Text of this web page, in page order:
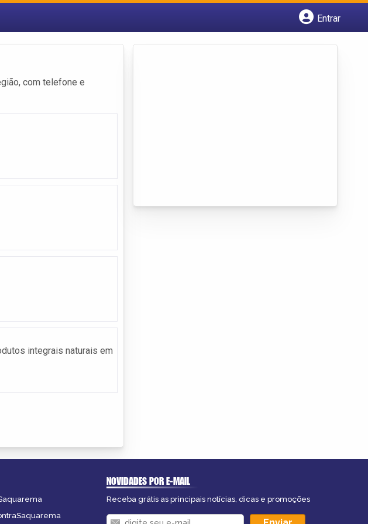
Entrar
com telefone e
integrais naturais em
NOVIDADES POR E-MAIL
Receba grátis as principais notícias, dicas e promoções